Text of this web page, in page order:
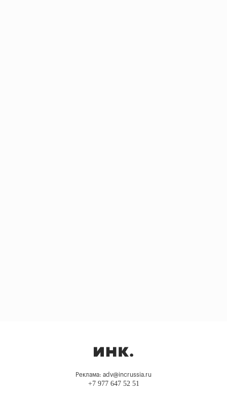
Реклама: adv@incrussia.ru
+7 977 647 52 51